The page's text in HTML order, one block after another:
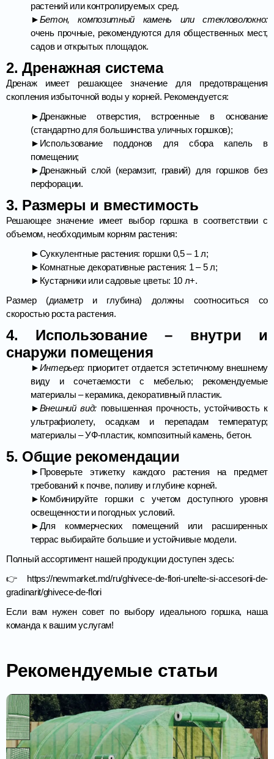
растений или контролируемых сред.
►Бетон, композитный камень или стекловолокно:
очень прочные, рекомендуются для общественных мест,
садов и открытых площадок.
2. Дренажная система
Дренаж имеет решающее значение для предотвращения
скопления избыточной воды у корней. Рекомендуется:
►Дренажные отверстия, встроенные в основание
(стандартно для большинства уличных горшков);
►Использование поддонов для сбора капель в
помещении;
►Дренажный слой (керамзит, гравий) для горшков без
перфорации.
3. Размеры и вместимость
Решающее значение имеет выбор горшка в соответствии с
объемом, необходимым корням растения:
►Суккулентные растения: горшки 0,5 – 1 л;
►Комнатные декоративные растения: 1 – 5 л;
►Кустарники или садовые цветы: 10 л+.
Размер (диаметр и глубина) должны соотноситься со
скоростью роста растения.
4. Использование – внутри и
снаружи помещения
►Интерьер: приоритет отдается эстетичному внешнему
виду и сочетаемости с мебелью; рекомендуемые
материалы – керамика, декоративный пластик.
►Внешний вид: повышенная прочность, устойчивость к
ультрафиолету, осадкам и перепадам температур;
материалы – УФ-пластик, композитный камень, бетон.
5. Общие рекомендации
►Проверьте этикетку каждого растения на предмет
требований к почве, поливу и глубине корней.
►Комбинируйте горшки с учетом доступного уровня
освещенности и погодных условий.
►Для коммерческих помещений или расширенных
террас выбирайте большие и устойчивые модели.
Полный ассортимент нашей продукции доступен здесь:
👉
https://newmarket.md/ru/ghivece-de-flori-unelte-si-accesorii-de-
gradinarit/ghivece-de-flori
Если вам нужен совет по выбору идеального горшка, наша
команда к вашим услугам!
Рекомендуемые статьи